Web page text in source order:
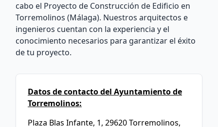
cabo el Proyecto de Construcción de Edificio en
Torremolinos (Málaga). Nuestros arquitectos e
ingenieros cuentan con la experiencia y el
conocimiento necesarios para garantizar el éxito
de tu proyecto.
Datos de contacto del Ayuntamiento de
Torremolinos:
Plaza Blas Infante, 1, 29620 Torremolinos,